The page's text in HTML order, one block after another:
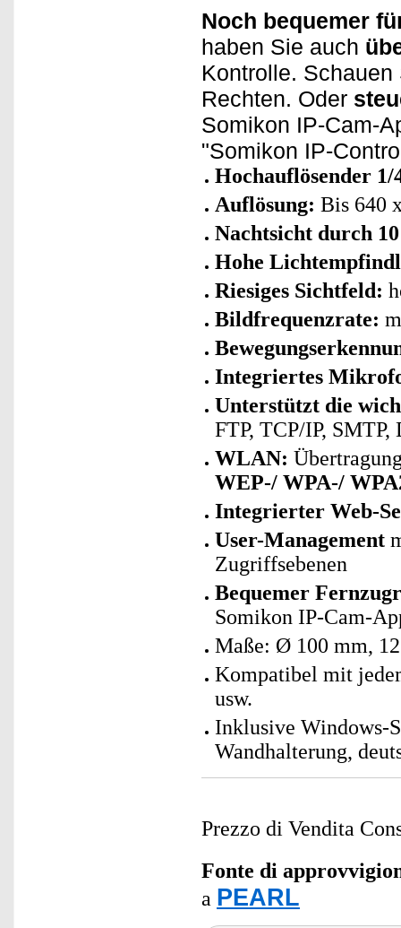
Noch bequemer
haben Sie auch
Kontrolle.
Rechten. Oder
Somikon IP-Cam-
"Somikon IP-
Hochauflösender
Auflösung: Bis 640
Nachtsicht durch
Hohe
Riesiges Sichtfeld:
Bildfrequenzrate:
Integriertes
Unterstützt die
FTP, TCP/IP, SMTP,
WLAN:
WEP-/ WPA-/
Integrierter Web-
User-Management
Zugriffsebenen
Bequemer
Somikon IP-Cam-
Maße: Ø 100 mm,
Kompatibel mit
usw.
Inklusive Windows-
Wandhalterung,
Prezzo di Vendita
Fonte di
a PEARL